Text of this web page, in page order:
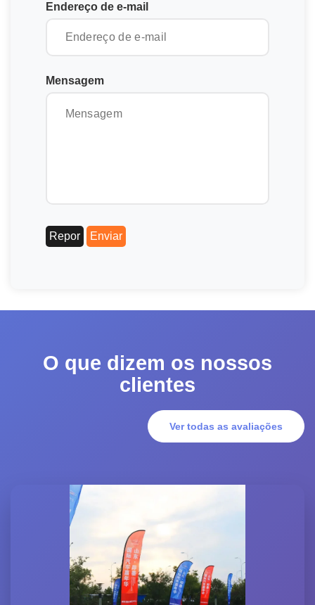
Endereço de e-mail
Mensagem
O que dizem os nossos
clientes
Ver todas as avaliações